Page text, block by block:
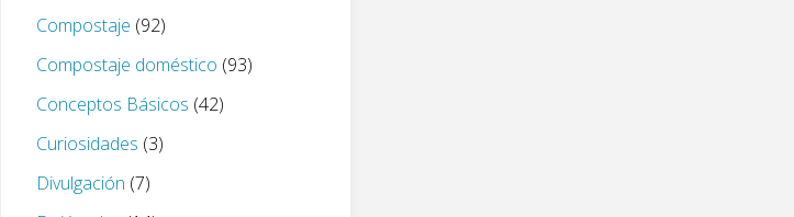
Compostaje (92)
Compostaje doméstico (93)
Conceptos Básicos (42)
Curiosidades (3)
Divulgación (7)